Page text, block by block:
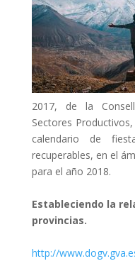
2017, de la
Sectores
calendario de
recuperables, en el
para el año 2018.
Estableciendo la
provincias.
http://